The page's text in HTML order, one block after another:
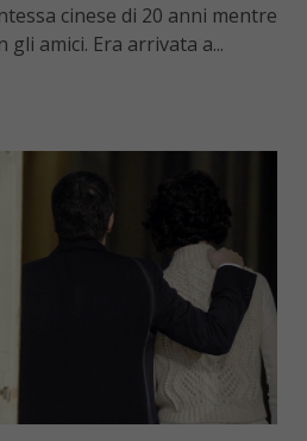
cinese di 20 anni mentre
amici. Era arrivata a...